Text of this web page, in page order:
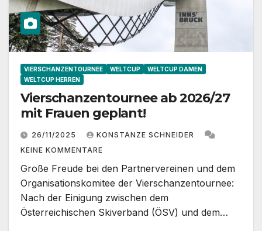
VIERSCHANZENTOURNEE WELTCUP
WELTCUP DAMEN
WELTCUP HERREN
Vierschanzentournee ab 2026/27
mit Frauen geplant!
26/11/2025
KONSTANZE SCHNEIDER
KEINE KOMMENTARE
Große Freude bei den Partnervereinen und dem
Organisationskomitee der Vierschanzentournee:
Nach der Einigung zwischen dem
Österreichischen Skiverband (ÖSV) und dem…